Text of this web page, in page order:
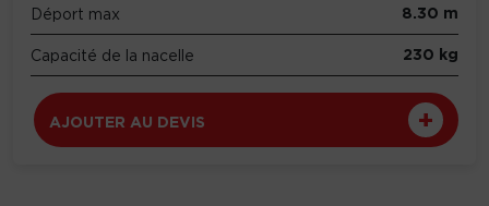
Déport max 8.30 m
Capacité de la nacelle 230 kg
AJOUTER AU DEVIS